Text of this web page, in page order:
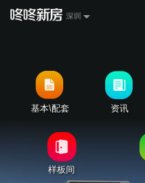
深圳
基本\配套 资讯
样板间